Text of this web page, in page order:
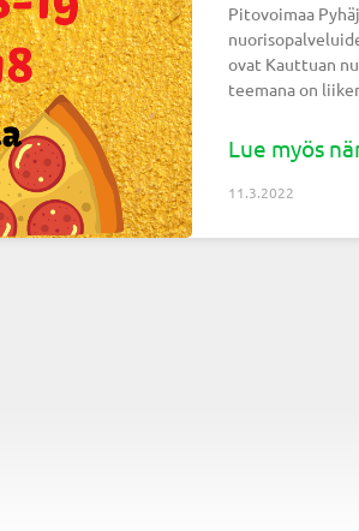
Pitovoimaa
ovat Kauttuan
teemana on
Lue myös
11.3.2022